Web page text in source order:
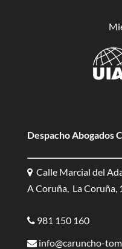
Despacho Abogados
Calle Marcial del
A Coruña, La Coruña,
981 150 160
info@caruncho-